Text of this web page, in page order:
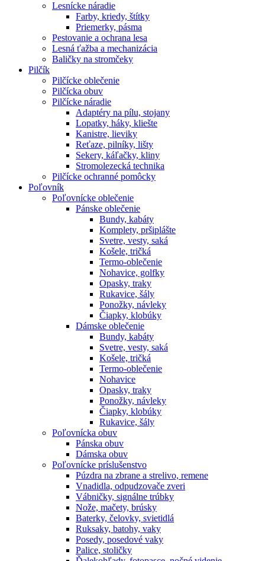
Lesnícke náradie
Farby, kriedy, štítky
Priemerky, pásma
Pestovanie a ochrana lesa
Lesná ťažba a mechanizácia
Baličky na stromčeky
Pilčík
Pilčícke oblečenie
Pilčícka obuv
Pilčícke náradie
Adaptéry na pílu, stojany
Lopatky, háky, kliešte
Kanistre, lieviky
Reťaze, pilníky, lišty
Sekery, káľačky, kliny
Stromolezecká technika
Pilčícke ochranné pomôcky
Poľovník
Poľovnícke oblečenie
Pánske oblečenie
Bundy, kabáty
Komplety, pršiplášte
Svetre, vesty, saká
Košele, tričká
Termo-oblečenie
Nohavice, golfky
Opasky, traky
Rukavice, šály
Ponožky, návleky
Čiapky, klobúky
Dámske oblečenie
Bundy, kabáty
Svetre, vesty, saká
Košele, tričká
Termo-oblečenie
Nohavice
Opasky, traky
Ponožky, návleky
Čiapky, klobúky
Rukavice, šály
Poľovnícka obuv
Pánska obuv
Dámska obuv
Poľovnícke príslušenstvo
Púzdra na zbrane a strelivo, remene
Vnadidla, odpudzovače zveri
Vábničky, signálne trúbky
Nože, mačety, brúsky
Baterky, čelovky, svietidlá
Ruksaky, batohy, vaky
Posedy, posedové vaky
Palice, stoličky